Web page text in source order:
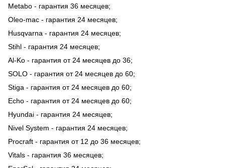
Metabo - гарантия 36 месяцев;
Oleo-mac - гарантия 24 месяцев;
Husqvarna - гарантия 24 месяцев;
Stihl - гарантия 24 месяцев;
Al-Ko - гарантия от 24 месяцев до 36;
SOLO - гарантия от 24 месяцев до 60;
Stiga - гарантия от 24 месяцев до 60;
Echo - гарантия от 24 месяцев до 60;
Hyundai - гарантия 24 месяцев;
Nivel System - гарантия 24 месяцев;
Procraft - гарантия от 12 до 36 месяцев;
Vitals - гарантия 36 месяцев;